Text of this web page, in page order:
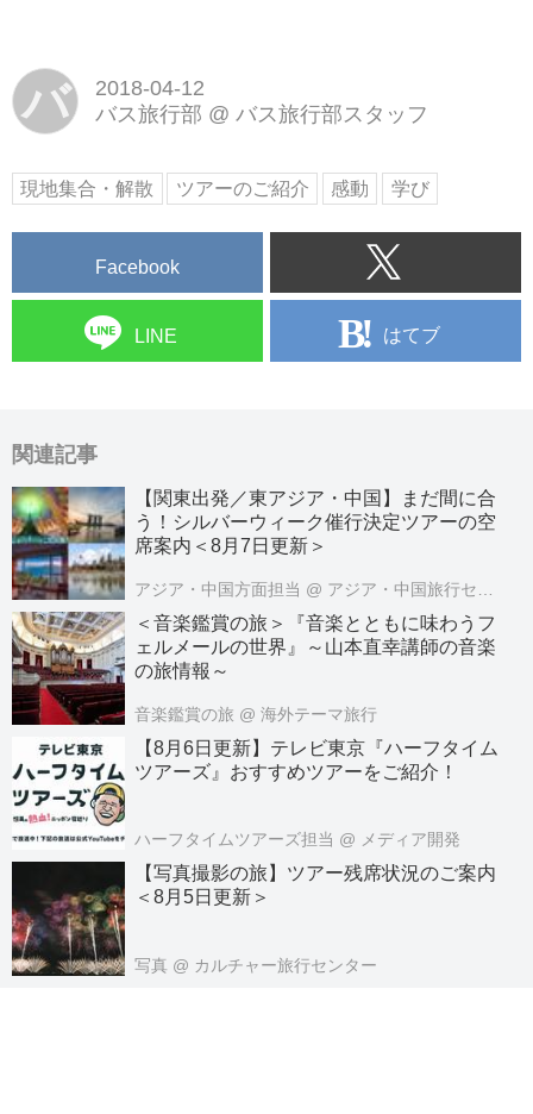
バ
2018-04-12
バス旅行部 @ バス旅行部スタッフ
現地集合・解散 ツアーのご紹介 感動 学び
Facebook
LINE はてブ
関連記事
【関東出発／東アジア・中国】まだ間に合
う！シルバーウィーク催行決定ツアーの空
席案内＜8月7日更新＞
アジア・中国方面担当 @ アジア・中国旅行センター
＜音楽鑑賞の旅＞『音楽とともに味わうフ
ェルメールの世界』～山本直幸講師の音楽
の旅情報～
音楽鑑賞の旅 @ 海外テーマ旅行
【8月6日更新】テレビ東京『ハーフタイム
ツアーズ』おすすめツアーをご紹介！
ハーフタイムツアーズ担当 @ メディア開発
【写真撮影の旅】ツアー残席状況のご案内
＜8月5日更新＞
写真 @ カルチャー旅行センター